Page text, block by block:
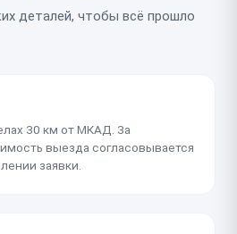
деталей, чтобы всё прошло
30 км от МКАД. За
выезда согласовывается
заявки.